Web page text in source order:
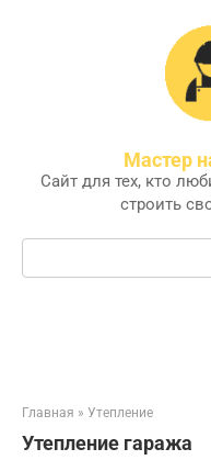
Мастер
Сайт для тех, кто
строить
Поиск:
Главная » Утепление
Утепление гаража